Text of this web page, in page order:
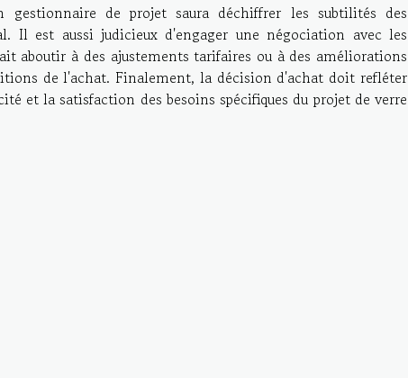
de projet saura déchiffrer les subtilités des
est aussi judicieux d'engager une négociation avec les
aboutir à des ajustements tarifaires ou à des améliorations
de l'achat. Finalement, la décision d'achat doit refléter
et la satisfaction des besoins spécifiques du projet de verre